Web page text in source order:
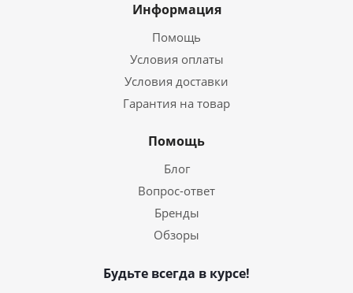
Информация
Помощь
Условия оплаты
Условия доставки
Гарантия на товар
Помощь
Блог
Вопрос-ответ
Бренды
Обзоры
Будьте всегда в курсе!